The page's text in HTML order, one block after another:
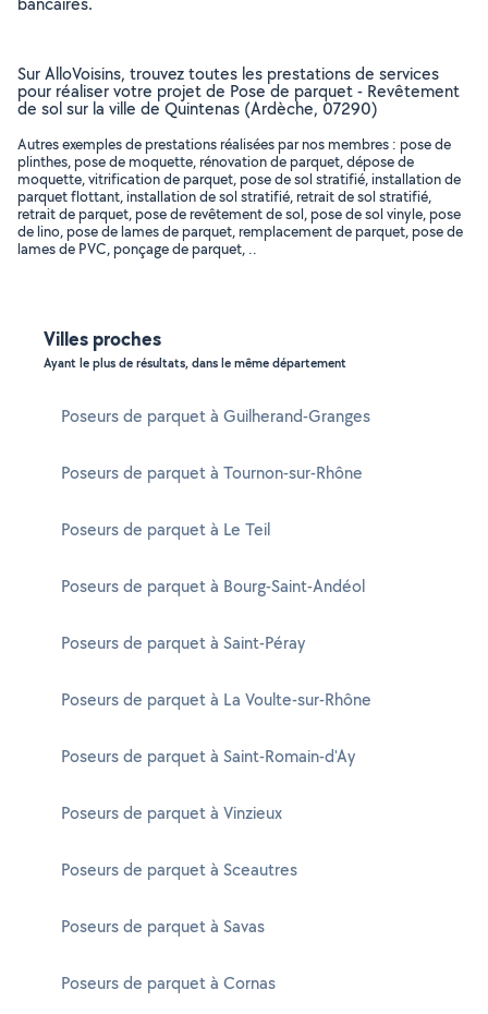
Sur AlloVoisins, trouvez toutes les prestations de services
pour réaliser votre projet de Pose de parquet - Revêtement
de sol sur la ville de Quintenas (Ardèche, 07290)
Autres exemples de prestations réalisées par nos membres : pose de
plinthes, pose de moquette, rénovation de parquet, dépose de
moquette, vitrification de parquet, pose de sol stratifié, installation de
parquet flottant, installation de sol stratifié, retrait de sol stratifié,
retrait de parquet, pose de revêtement de sol, pose de sol vinyle, pose
de lino, pose de lames de parquet, remplacement de parquet, pose de
lames de PVC, ponçage de parquet, ..
Villes proches
Ayant le plus de résultats, dans le même département
Poseurs de parquet à Guilherand-Granges
Poseurs de parquet à Tournon-sur-Rhône
Poseurs de parquet à Le Teil
Poseurs de parquet à Bourg-Saint-Andéol
Poseurs de parquet à Saint-Péray
Poseurs de parquet à La Voulte-sur-Rhône
Poseurs de parquet à Saint-Romain-d'Ay
Poseurs de parquet à Vinzieux
Poseurs de parquet à Sceautres
Poseurs de parquet à Savas
Poseurs de parquet à Cornas